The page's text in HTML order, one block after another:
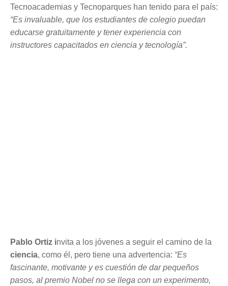
Tecnoacademias y Tecnoparques han tenido para el país:
“Es invaluable, que los estudiantes de colegio puedan
educarse gratuitamente y tener experiencia con
instructores capacitados en ciencia y tecnología”.
Pablo Ortiz invita a los jóvenes a seguir el camino de la
ciencia, como él, pero tiene una advertencia: “Es
fascinante, motivante y es cuestión de dar pequeños
pasos, al premio Nobel no se llega con un experimento,